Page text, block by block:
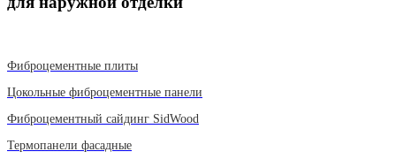
Фиброцементные плиты
Цокольные фиброцементные панели
Фиброцементный сайдинг SidWood
Термопанели фасадные